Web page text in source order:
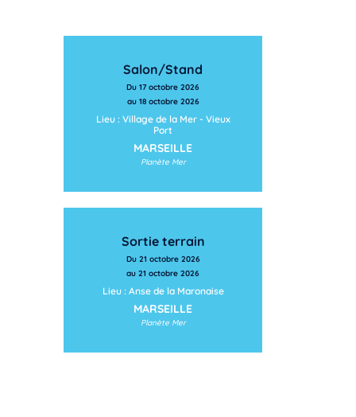
Salon/Stand
Du 17 octobre 2026
au 18 octobre 2026
Lieu : Village de la Mer - Vieux
Port
MARSEILLE
Planète Mer
Sortie terrain
Du 21 octobre 2026
au 21 octobre 2026
Lieu : Anse de la Maronaise
MARSEILLE
Planète Mer
Vous n’êtes pas encore inscrit à Biolit ?